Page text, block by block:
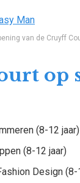
van de Cruyff
op
(8-12 jaar)
(8-12 jaar)
Design (8-